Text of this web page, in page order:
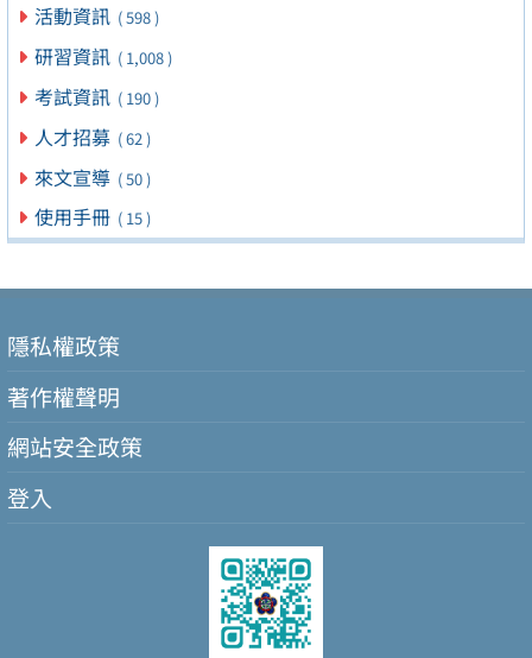
活動資訊 ( 598 )
研習資訊 ( 1,008 )
考試資訊 ( 190 )
人才招募 ( 62 )
來文宣導 ( 50 )
使用手冊 ( 15 )
隱私權政策
著作權聲明
網站安全政策
登入